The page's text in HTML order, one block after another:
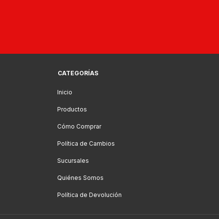
CATEGORÍAS
Inicio
Productos
Cómo Comprar
Política de Cambios
Sucursales
Quiénes Somos
Política de Devolución